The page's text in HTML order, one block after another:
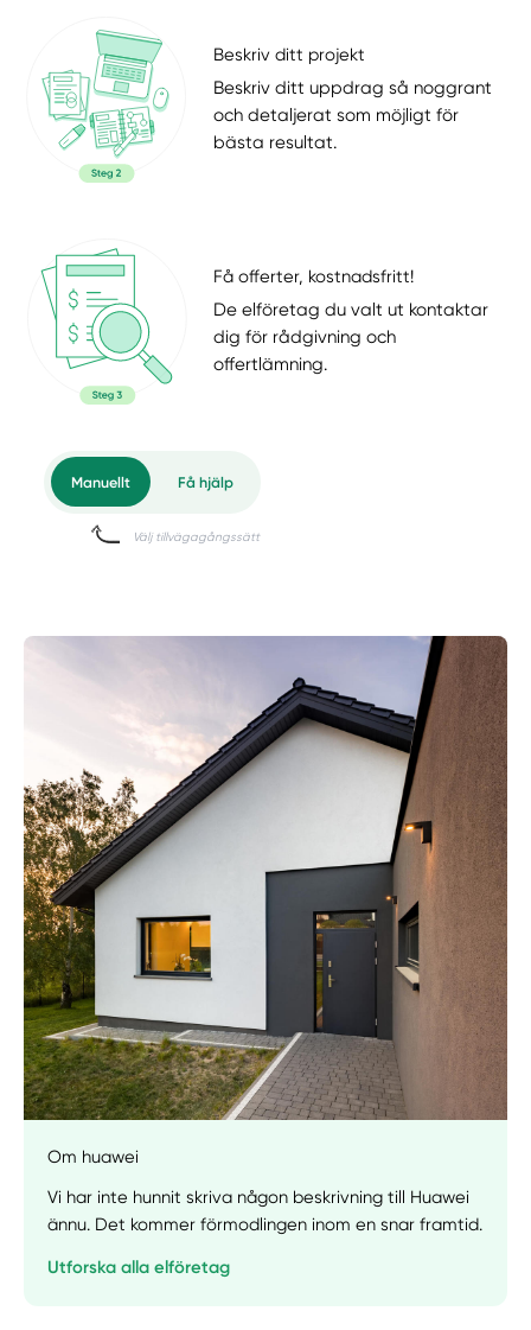
Beskriv ditt projekt
Beskriv ditt uppdrag så noggrant
och detaljerat som möjligt för
bästa resultat.
Få offerter, kostnadsfritt!
De elföretag du valt ut kontaktar
dig för rådgivning och
offertlämning.
Manuellt Få hjälp
Välj tillvägagångssätt
Om huawei
Vi har inte hunnit skriva någon beskrivning till Huawei
ännu. Det kommer förmodlingen inom en snar framtid.
Utforska alla elföretag